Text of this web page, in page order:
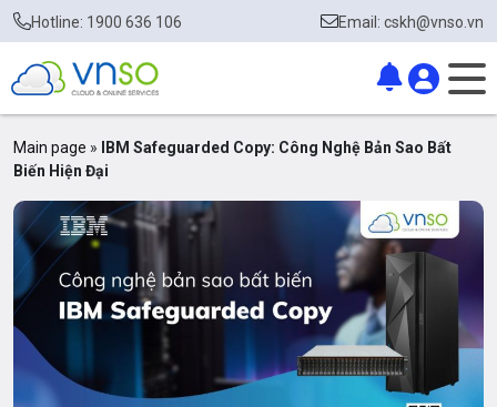
Hotline: 1900 636 106 Email: cskh@vnso.vn
Main page »
IBM Safeguarded Copy: Công Nghệ Bản Sao Bất
Biến Hiện Đại